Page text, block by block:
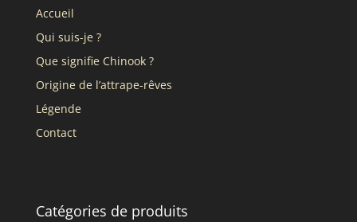
Accueil
Qui suis-je ?
Que signifie Chinook ?
Origine de l’attrape-rêves
Légende
Contact
Catégories de produits